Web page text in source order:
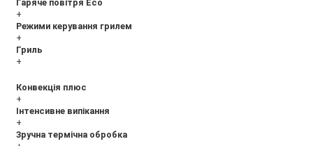
Гаряче повітря Eco
+
Режими керування грилем
+
Гриль
+
Конвекція плюс
+
Інтенсивне випікання
+
Зручна термічна обробка